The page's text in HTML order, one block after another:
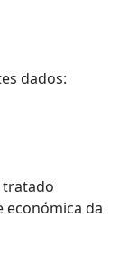
dados:
tratado
económica da